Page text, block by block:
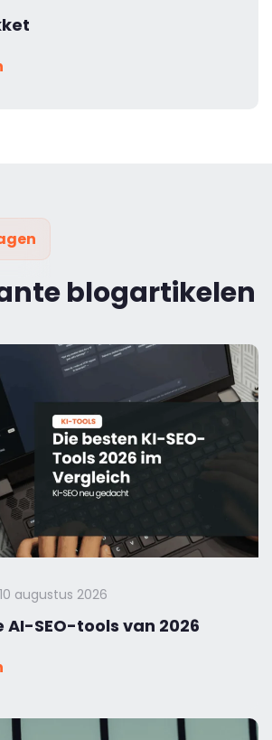
blogartikelen
10 augustus 2026
AI-SEO-tools van 2026